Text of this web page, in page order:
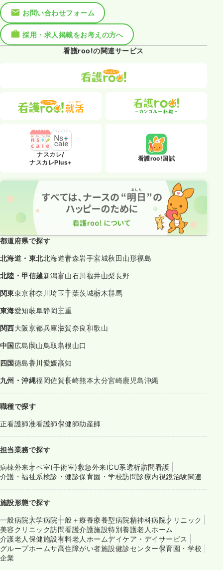
お問い合わせフォーム
採用・求人掲載をお考えの方へ
看護roo!の関連サービス
ナスカレ/
ナスカレPlus+
看護roo!国試
都道府県で探す
北海道・東北北海道青森岩手宮城秋田山形福島
北陸・甲信越新潟富山石川福井山梨長野
関東東京神奈川埼玉千葉茨城栃木群馬
東海愛知岐阜静岡三重
関西大阪京都兵庫滋賀奈良和歌山
中国広島岡山鳥取島根山口
四国徳島香川愛媛高知
九州・沖縄福岡佐賀長崎熊本大分宮崎鹿児島沖縄
職種で探す
正看護師准看護師保健師助産師
担当業務で探す
病棟外来オペ室(手術室)救急外来ICU系透析訪問看護
介護・福祉系検診・健診保育園・学校訪問診療内視鏡治験関連
施設形態で探す
一般病院大学病院一般＋療養療養型病院精神科病院クリニック
美容クリニック訪問看護介護施設特別養護老人ホーム
介護老人保健施設有料老人ホームデイケア・デイサービス
グループホームサ高住障がい者施設健診センター保育園・学校
企業